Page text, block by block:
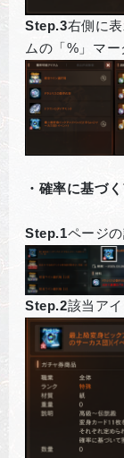
Step.3右側に
ムの「%」マ
・確率に基づ
Step.1ページ
Step.2該当ア